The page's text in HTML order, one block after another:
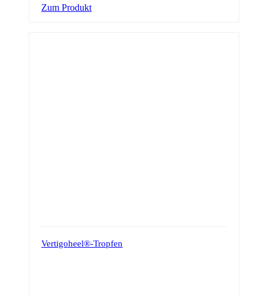
Zum Produkt
Vertigoheel®-Tropfen